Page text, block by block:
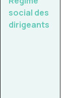
social des
dirigeants